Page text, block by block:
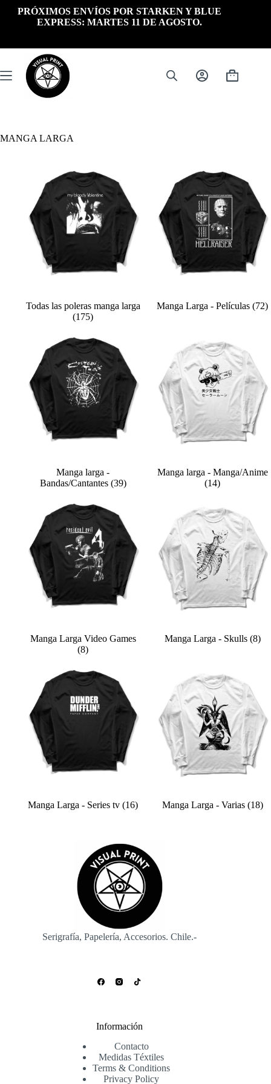
PRÓXIMOS ENVÍOS POR STARKEN Y BLUE
EXPRESS: MARTES 11 DE AGOSTO.
Carrito
MANGA LARGA
Todas las poleras manga larga
(175)
Manga Larga - Películas (72)
Manga larga -
Bandas/Cantantes (39)
Manga larga - Manga/Anime
(14)
Manga Larga Video Games
(8)
Manga Larga - Skulls (8)
Manga Larga - Series tv (16) Manga Larga - Varias (18)
Serigrafía, Papelería, Accesorios. Chile.-
Información
Contacto
Medidas Téxtiles
Terms & Conditions
Privacy Policy